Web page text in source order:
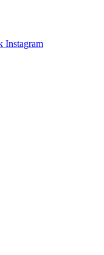
Instagram